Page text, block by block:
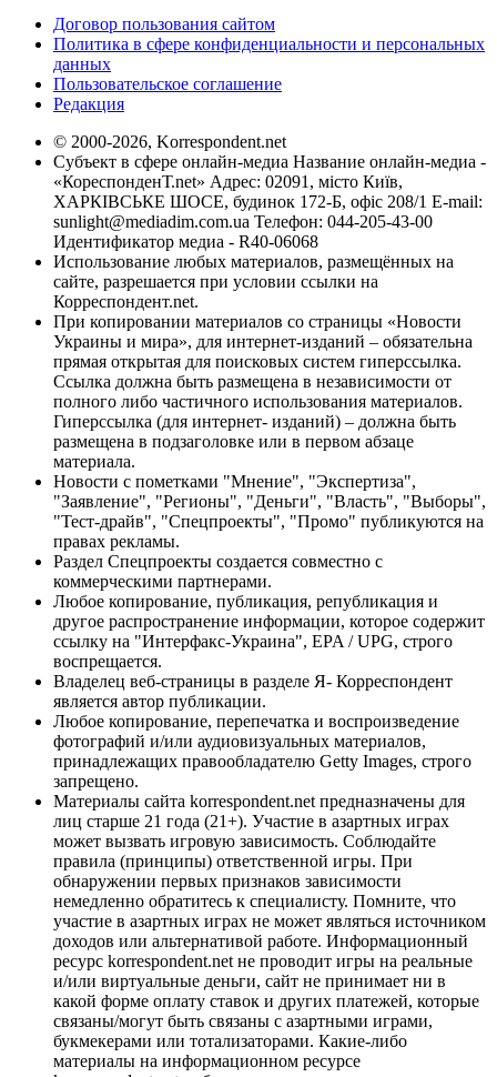
Договор пользования сайтом
Политика в сфере конфиденциальности и персональных
данных
Пользовательское соглашение
Редакция
© 2000-2026, Korrespondent.net
Субъект в сфере онлайн-медиа Название онлайн-медиа -
«КореспонденТ.net» Адрес: 02091, місто Київ,
ХАРКІВСЬКЕ ШОСЕ, будинок 172-Б, офіс 208/1 E-mail:
sunlight@mediadim.com.ua Телефон: 044-205-43-00
Идентификатор медиа - R40-06068
Использование любых материалов, размещённых на
сайте, разрешается при условии ссылки на
Корреспондент.net.
При копировании материалов со страницы «Новости
Украины и мира», для интернет-изданий – обязательна
прямая открытая для поисковых систем гиперссылка.
Ссылка должна быть размещена в независимости от
полного либо частичного использования материалов.
Гиперссылка (для интернет- изданий) – должна быть
размещена в подзаголовке или в первом абзаце
материала.
Новости с пометками "Мнение", "Экспертиза",
"Заявление", "Регионы", "Деньги", "Власть", "Выборы",
"Тест-драйв", "Спецпроекты", "Промо" публикуются на
правах рекламы.
Раздел Спецпроекты создается совместно с
коммерческими партнерами.
Любое копирование, публикация, републикация и
другое распространение информации, которое содержит
ссылку на "Интерфакс-Украина", EPA / UPG, строго
воспрещается.
Владелец веб-страницы в разделе Я- Корреспондент
является автор публикации.
Любое копирование, перепечатка и воспроизведение
фотографий и/или аудиовизуальных материалов,
принадлежащих правообладателю Getty Images, строго
запрещено.
Материалы сайта korrespondent.net предназначены для
лиц старше 21 года (21+). Участие в азартных играх
может вызвать игровую зависимость. Соблюдайте
правила (принципы) ответственной игры. При
обнаружении первых признаков зависимости
немедленно обратитесь к специалисту. Помните, что
участие в азартных играх не может являться источником
доходов или альтернативой работе. Информационный
ресурс korrespondent.net не проводит игры на реальные
и/или виртуальные деньги, сайт не принимает ни в
какой форме оплату ставок и других платежей, которые
связаны/могут быть связаны с азартными играми,
букмекерами или тотализаторами. Какие-либо
материалы на информационном ресурсе